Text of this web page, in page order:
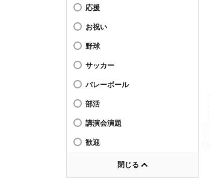
応援
お祝い
野球
サッカー
バレーボール
部活
講演会演題
歓迎
閉じる